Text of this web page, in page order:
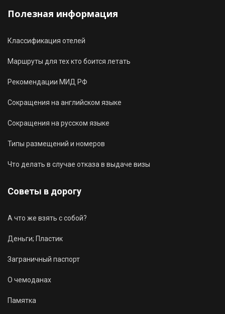
Полезная информация
Классификация отелей
Маршруты для тех кто боится летать
Рекомендации МИД РФ
Сокращения на английском языке
Сокращения на русском языке
Типы размещений и номеров
Что делать в случае отказа в выдаче визы
Советы в дорогу
А что же взять с собой?
Деньги; Пластик
Заграничный паспорт
О чемоданах
Памятка